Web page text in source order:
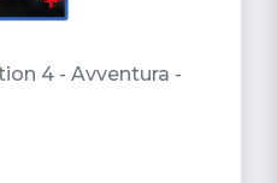
4 - Avventura -